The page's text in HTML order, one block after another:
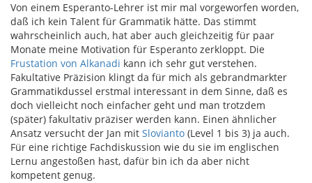
Von einem Esperanto-Lehrer ist mir mal vorgeworfen worden,
daß ich kein Talent für Grammatik hätte. Das stimmt
wahrscheinlich auch, hat aber auch gleichzeitig für paar
Monate meine Motivation für Esperanto zerkloppt. Die
Frustation von Alkanadi kann ich sehr gut verstehen.
Fakultative Präzision klingt da für mich als gebrandmarkter
Grammatikdussel erstmal interessant in dem Sinne, daß es
doch vielleicht noch einfacher geht und man trotzdem
(später) fakultativ präziser werden kann. Einen ähnlicher
Ansatz versucht der Jan mit Slovianto (Level 1 bis 3) ja auch.
Für eine richtige Fachdiskussion wie du sie im englischen
Lernu angestoßen hast, dafür bin ich da aber nicht
kompetent genug.